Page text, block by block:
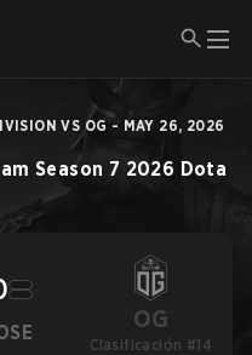
VS OG - MAY 26, 2026
Season 7 2026 Dota
OG
Clasificación #14